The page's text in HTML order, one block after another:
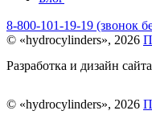
8-800-101-19-19 (звонок
© «hydrocylinders», 2026
Разработка и дизайн сайта
© «hydrocylinders», 2026